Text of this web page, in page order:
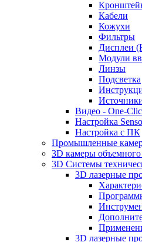
Кабели
Кожухи
Фильтры
Дисплеи
Модули
Линзы
Подсветка
Видео - One-
Настройка
Настройка с ПК
Промышленные
3D камеры
3D Системы
3D лазерные
3D лазерные